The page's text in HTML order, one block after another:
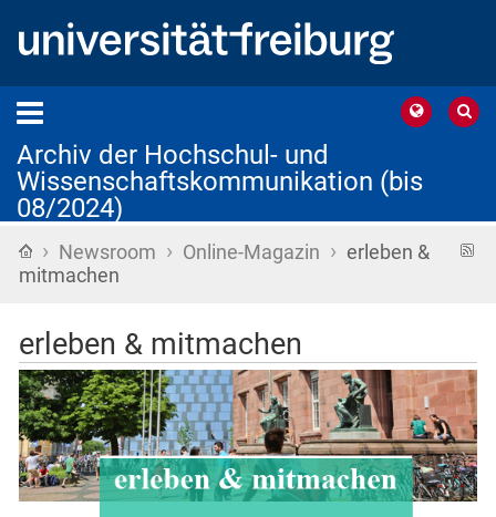
Archiv der Hochschul- und
Wissenschaftskommunikation (bis
08/2024)
Startseite
› Newsroom › Online-Magazin › erleben &
mitmachen
erleben & mitmachen